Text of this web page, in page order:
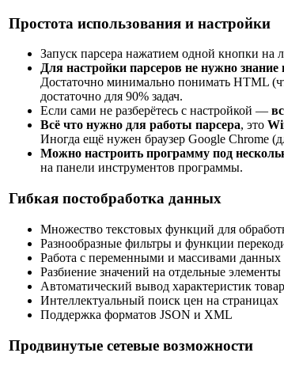
Простота использования и настройки
Запуск парсера нажатием одной кнопки на
Для настройки парсеров не нужно
Достаточно минимально понимать HTML
достаточно для 90% задач.
Если сами не разберётесь с настройкой —
Всё что нужно для работы парсера, это
Иногда ещё нужен браузер Google Chrome
Можно настроить программу под
на панели инструментов программы.
Гибкая постобработка данных
Множество текстовых функций для
Разнообразные фильтры и функции
Работа с переменными и массивами данных
Разбиение значений на отдельные
Автоматический вывод характеристик
Интеллектуальный поиск цен на страницах
Поддержка форматов JSON и XML
Продвинутые сетевые возможности